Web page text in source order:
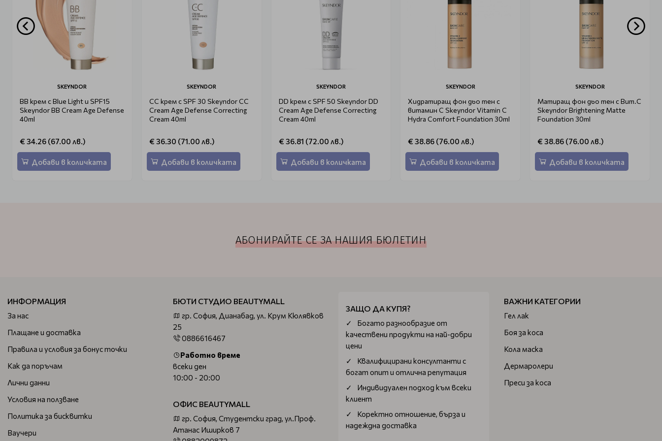
SKEYNDOR
ВВ крем с Blue Light и SPF15
Skeyndor BB Cream Age Defense
40ml
€ 34.26 (67.00 лв.)
Добави в количката
SKEYNDOR
CC крем с SPF 30 Skeyndor CC
Cream Age Defense Correcting
Cream 40ml
€ 36.30 (71.00 лв.)
Добави в количката
SKEYNDOR
DD крем с SPF 50 Skeyndor DD
Cream Age Defense Correcting
Cream 40ml
€ 36.81 (72.00 лв.)
Добави в количката
SKEYNDOR
Хидратиращ фон дьо тен с
витамин C Skeyndor Vitamin C
Hydra Comfort Foundation 30ml
€ 38.86 (76.00 лв.)
Добави в количката
SKEYNDOR
Матиращ фон дьо тен с Вит.С
Skeyndor Brightening Matte
Foundation 30ml
€ 38.86 (76.00 лв.)
Добави в количката
АБОНИРАЙТЕ СЕ ЗА НАШИЯ БЮЛЕТИН
ИНФОРМАЦИЯ
За нас
Плащане и доставка
Правила и условия за бонус точки
Как да поръчам
Лични данни
Условия на ползване
Политика за бисквитки
Ваучери
БЮТИ СТУДИО BEAUTYMALL
гр. София, Дианабад, ул. Крум Кюлявков
25
0886616467
Работно време
всеки ден
10:00 - 20:00
ОФИС BEAUTYMALL
гр. София, Студентски град, ул.Проф.
Атанас Иширков 7
ЗАЩО ДА КУПЯ?
Богатo разнообразие от
качествени продукти на най-добри
цени
Квалифицирани консултанти с
богат опит и отлична репутация
Индивидуален подход към всеки
клиент
Коректно отношение, бърза и
надеждна доставка
ВАЖНИ КАТЕГОРИИ
Гел лак
Боя за коса
Кола маска
Дермаролери
Преси за коса